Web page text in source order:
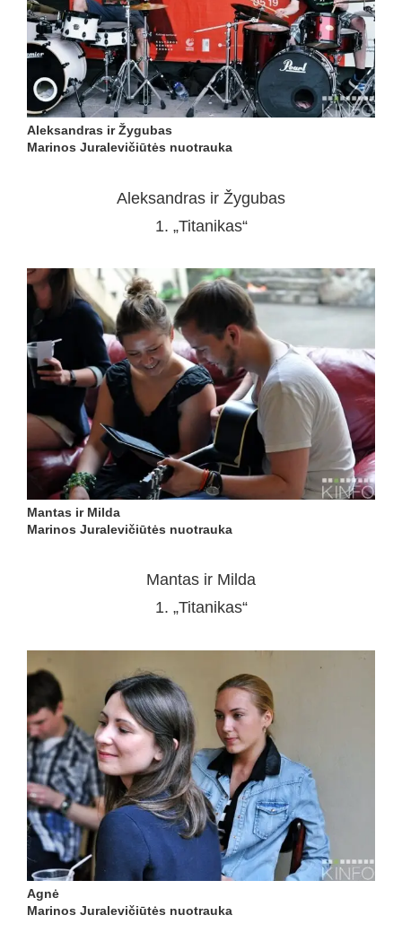
Aleksandras ir Žygubas
Marinos Juralevičiūtės nuotrauka
Aleksandras ir Žygubas
1. „Titanikas“
Mantas ir Milda
Marinos Juralevičiūtės nuotrauka
Mantas ir Milda
1. „Titanikas“
Agnė
Marinos Juralevičiūtės nuotrauka